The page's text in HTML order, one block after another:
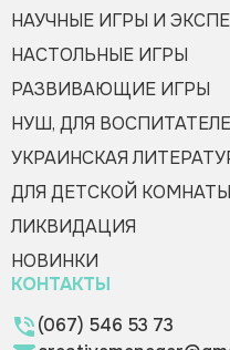
НАУЧНЫЕ ИГРЫ И
НАСТОЛЬНЫЕ ИГРЫ
РАЗВИВАЮЩИЕ ИГРЫ
НУШ, ДЛЯ
УКРАИНСКАЯ
ДЛЯ ДЕТСКОЙ КОМНАТЫ
ЛИКВИДАЦИЯ
НОВИНКИ
КОНТАКТЫ
(067) 546 53 73